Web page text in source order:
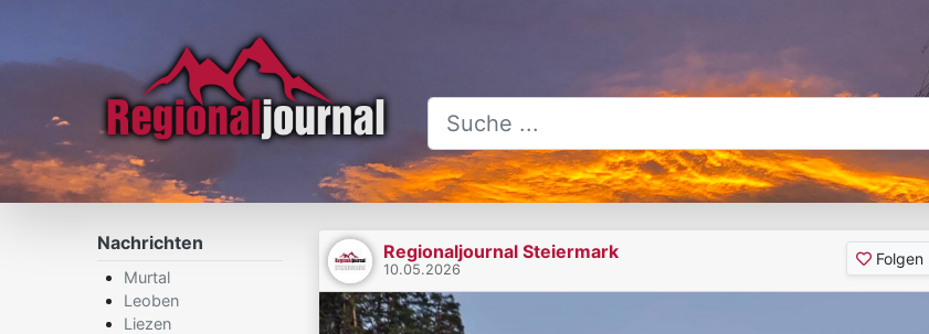
Nachrichten
Murtal
Leoben
Liezen
Regionaljournal Steiermark
10.05.2026
Folgen